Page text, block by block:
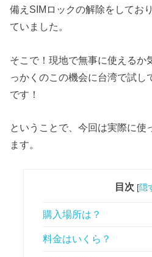
備えSIMロックの解除をしてお
ていました。
そこで！現地で無事に使えるか
っかくのこの機会に台湾で試し
です！
ということで、今回は実際に使
ます。
目次 [隠
購入場所は？
料金はいくら？